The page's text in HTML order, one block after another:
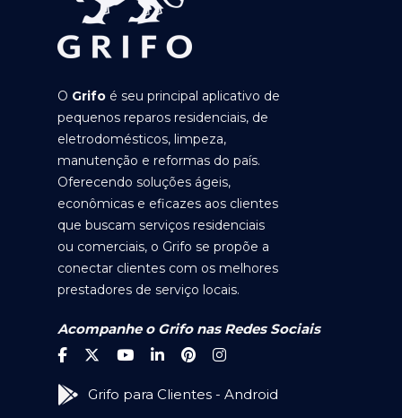
O Grifo é seu principal aplicativo de
pequenos reparos residenciais, de
eletrodomésticos, limpeza,
manutenção e reformas do país.
Oferecendo soluções ágeis,
econômicas e eficazes aos clientes
que buscam serviços residenciais
ou comerciais, o Grifo se propõe a
conectar clientes com os melhores
prestadores de serviço locais.
Acompanhe o Grifo nas Redes Sociais
Grifo para Clientes - Android